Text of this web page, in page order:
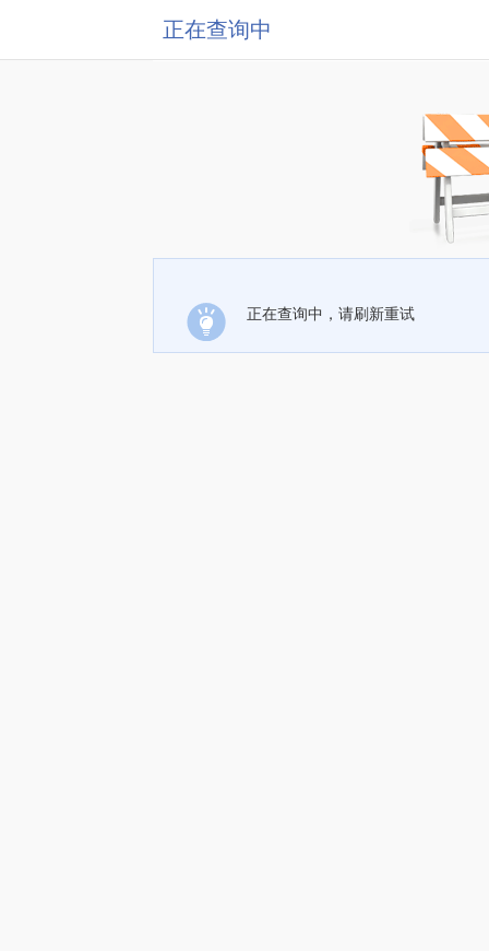
正在查询中
正在查询中，请刷新重试